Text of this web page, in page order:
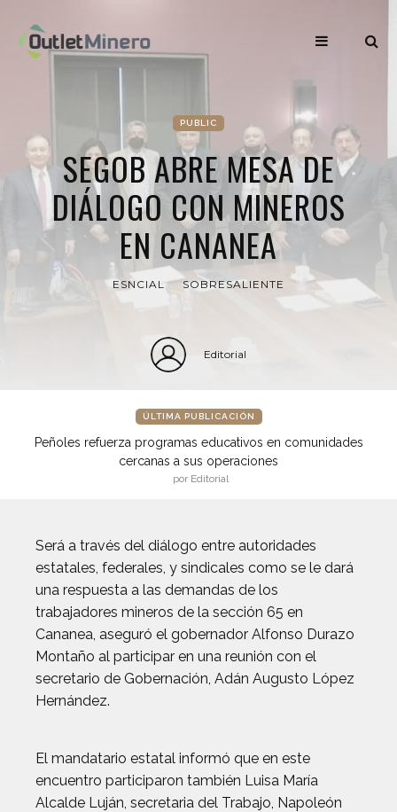
PUBLIC
SEGOB ABRE MESA DE
DIÁLOGO CON MINEROS
EN CANANEA
ESNCIAL SOBRESALIENTE
Editorial
ÚLTIMA PUBLICACIÓN
Peñoles refuerza programas educativos en comunidades
cercanas a sus operaciones
por Editorial
Será a través del diálogo entre autoridades
estatales, federales, y sindicales como se le dará
una respuesta a las demandas de los
trabajadores mineros de la sección 65 en
Cananea, aseguró el gobernador Alfonso Durazo
Montaño al participar en una reunión con el
secretario de Gobernación, Adán Augusto López
Hernández.
El mandatario estatal informó que en este
encuentro participaron también Luisa María
Alcalde Luján, secretaria del Trabajo, Napoleón